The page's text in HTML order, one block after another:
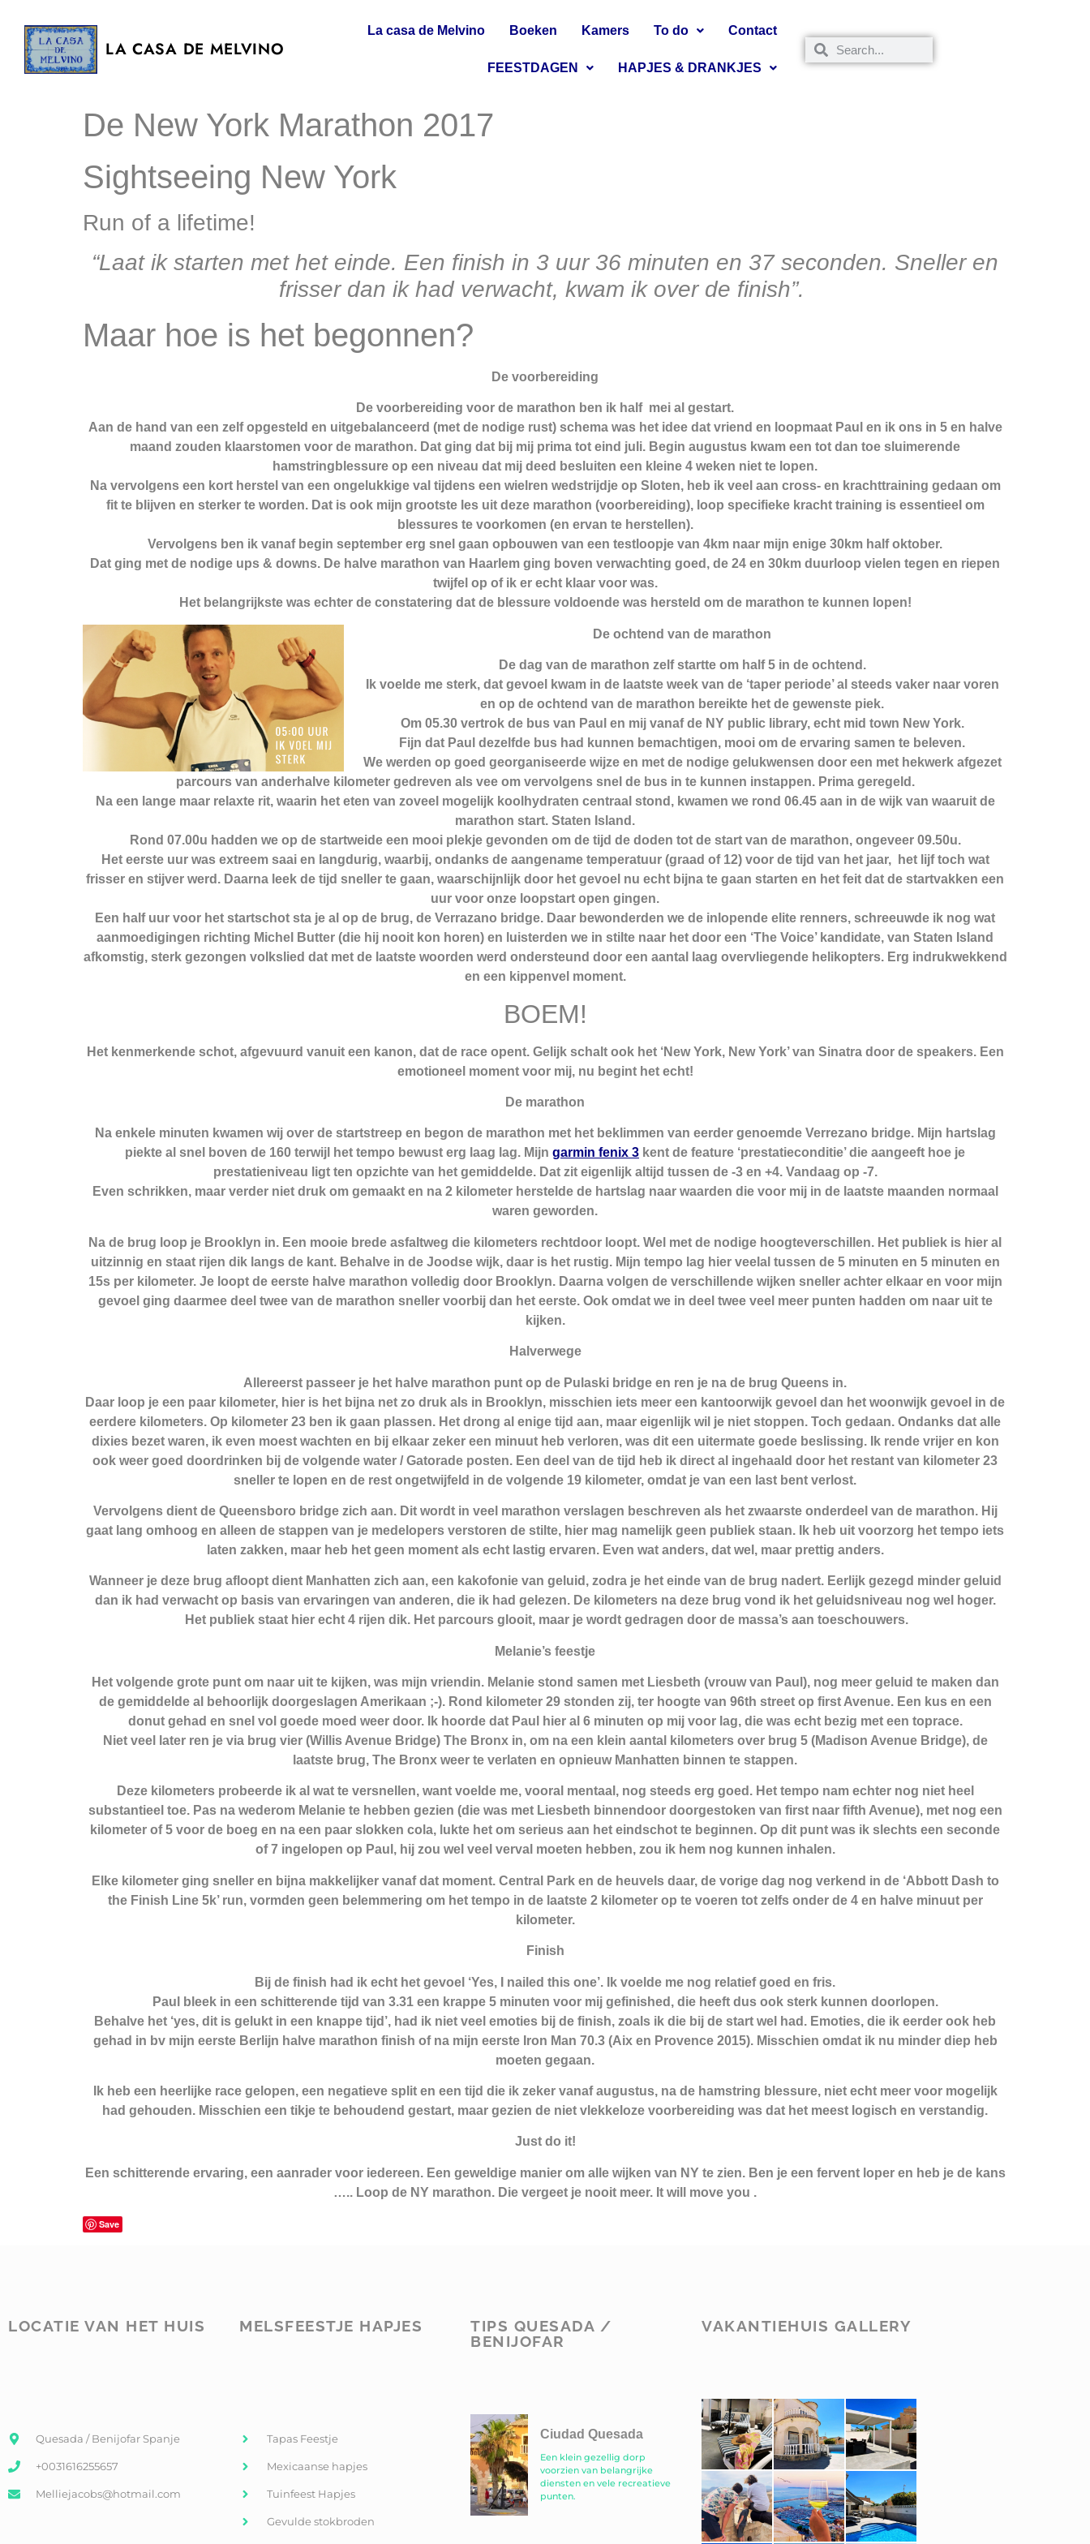
LA CASA DE MELVINO
La casa de Melvino Boeken Kamers To do Contact
FEESTDAGEN HAPJES & DRANKJES
De New York Marathon 2017
Sightseeing New York
Run of a lifetime!
“Laat ik starten met het einde. Een finish in 3 uur 36 minuten en 37 seconden. Sneller en
frisser dan ik had verwacht, kwam ik over de finish”.
Maar hoe is het begonnen?
De voorbereiding
De voorbereiding voor de marathon ben ik half mei al gestart.
Aan de hand van een zelf opgesteld en uitgebalanceerd (met de nodige rust) schema was het idee dat vriend en loopmaat Paul en ik ons in 5 en halve
maand zouden klaarstomen voor de marathon. Dat ging dat bij mij prima tot eind juli. Begin augustus kwam een tot dan toe sluimerende
hamstringblessure op een niveau dat mij deed besluiten een kleine 4 weken niet te lopen.
Na vervolgens een kort herstel van een ongelukkige val tijdens een wielren wedstrijdje op Sloten, heb ik veel aan cross- en krachttraining gedaan om
fit te blijven en sterker te worden. Dat is ook mijn grootste les uit deze marathon (voorbereiding), loop specifieke kracht training is essentieel om
blessures te voorkomen (en ervan te herstellen).
Vervolgens ben ik vanaf begin september erg snel gaan opbouwen van een testloopje van 4km naar mijn enige 30km half oktober.
Dat ging met de nodige ups & downs. De halve marathon van Haarlem ging boven verwachting goed, de 24 en 30km duurloop vielen tegen en riepen
twijfel op of ik er echt klaar voor was.
Het belangrijkste was echter de constatering dat de blessure voldoende was hersteld om de marathon te kunnen lopen!
De ochtend van de marathon
De dag van de marathon zelf startte om half 5 in de ochtend.
Ik voelde me sterk, dat gevoel kwam in de laatste week van de ‘taper periode’ al steeds vaker naar voren
en op de ochtend van de marathon bereikte het de gewenste piek.
Om 05.30 vertrok de bus van Paul en mij vanaf de NY public library, echt mid town New York.
Fijn dat Paul dezelfde bus had kunnen bemachtigen, mooi om de ervaring samen te beleven.
We werden op goed georganiseerde wijze en met de nodige gelukwensen door een met hekwerk afgezet
parcours van anderhalve kilometer gedreven als vee om vervolgens snel de bus in te kunnen instappen. Prima geregeld.
Na een lange maar relaxte rit, waarin het eten van zoveel mogelijk koolhydraten centraal stond, kwamen we rond 06.45 aan in de wijk van waaruit de
marathon start. Staten Island.
Rond 07.00u hadden we op de startweide een mooi plekje gevonden om de tijd de doden tot de start van de marathon, ongeveer 09.50u.
Het eerste uur was extreem saai en langdurig, waarbij, ondanks de aangename temperatuur (graad of 12) voor de tijd van het jaar, het lijf toch wat
frisser en stijver werd. Daarna leek de tijd sneller te gaan, waarschijnlijk door het gevoel nu echt bijna te gaan starten en het feit dat de startvakken een
uur voor onze loopstart open gingen.
Een half uur voor het startschot sta je al op de brug, de Verrazano bridge. Daar bewonderden we de inlopende elite renners, schreeuwde ik nog wat
aanmoedigingen richting Michel Butter (die hij nooit kon horen) en luisterden we in stilte naar het door een ‘The Voice’ kandidate, van Staten Island
afkomstig, sterk gezongen volkslied dat met de laatste woorden werd ondersteund door een aantal laag overvliegende helikopters. Erg indrukwekkend
en een kippenvel moment.
BOEM!
Het kenmerkende schot, afgevuurd vanuit een kanon, dat de race opent. Gelijk schalt ook het ‘New York, New York’ van Sinatra door de speakers. Een
emotioneel moment voor mij, nu begint het echt!
De marathon
Na enkele minuten kwamen wij over de startstreep en begon de marathon met het beklimmen van eerder genoemde Verrezano bridge. Mijn hartslag
piekte al snel boven de 160 terwijl het tempo bewust erg laag lag. Mijn garmin fenix 3 kent de feature ‘prestatieconditie’ die aangeeft hoe je
prestatieniveau ligt ten opzichte van het gemiddelde. Dat zit eigenlijk altijd tussen de -3 en +4. Vandaag op -7.
Even schrikken, maar verder niet druk om gemaakt en na 2 kilometer herstelde de hartslag naar waarden die voor mij in de laatste maanden normaal
waren geworden.
Na de brug loop je Brooklyn in. Een mooie brede asfaltweg die kilometers rechtdoor loopt. Wel met de nodige hoogteverschillen. Het publiek is hier al
uitzinnig en staat rijen dik langs de kant. Behalve in de Joodse wijk, daar is het rustig. Mijn tempo lag hier veelal tussen de 5 minuten en 5 minuten en
15s per kilometer. Je loopt de eerste halve marathon volledig door Brooklyn. Daarna volgen de verschillende wijken sneller achter elkaar en voor mijn
gevoel ging daarmee deel twee van de marathon sneller voorbij dan het eerste. Ook omdat we in deel twee veel meer punten hadden om naar uit te
kijken.
Halverwege
Allereerst passeer je het halve marathon punt op de Pulaski bridge en ren je na de brug Queens in.
Daar loop je een paar kilometer, hier is het bijna net zo druk als in Brooklyn, misschien iets meer een kantoorwijk gevoel dan het woonwijk gevoel in de
eerdere kilometers. Op kilometer 23 ben ik gaan plassen. Het drong al enige tijd aan, maar eigenlijk wil je niet stoppen. Toch gedaan. Ondanks dat alle
dixies bezet waren, ik even moest wachten en bij elkaar zeker een minuut heb verloren, was dit een uitermate goede beslissing. Ik rende vrijer en kon
ook weer goed doordrinken bij de volgende water / Gatorade posten. Een deel van de tijd heb ik direct al ingehaald door het restant van kilometer 23
sneller te lopen en de rest ongetwijfeld in de volgende 19 kilometer, omdat je van een last bent verlost.
Vervolgens dient de Queensboro bridge zich aan. Dit wordt in veel marathon verslagen beschreven als het zwaarste onderdeel van de marathon. Hij
gaat lang omhoog en alleen de stappen van je medelopers verstoren de stilte, hier mag namelijk geen publiek staan. Ik heb uit voorzorg het tempo iets
laten zakken, maar heb het geen moment als echt lastig ervaren. Even wat anders, dat wel, maar prettig anders.
Wanneer je deze brug afloopt dient Manhatten zich aan, een kakofonie van geluid, zodra je het einde van de brug nadert. Eerlijk gezegd minder geluid
dan ik had verwacht op basis van ervaringen van anderen, die ik had gelezen. De kilometers na deze brug vond ik het geluidsniveau nog wel hoger.
Het publiek staat hier echt 4 rijen dik. Het parcours glooit, maar je wordt gedragen door de massa’s aan toeschouwers.
Melanie’s feestje
Het volgende grote punt om naar uit te kijken, was mijn vriendin. Melanie stond samen met Liesbeth (vrouw van Paul), nog meer geluid te maken dan
de gemiddelde al behoorlijk doorgeslagen Amerikaan ;-). Rond kilometer 29 stonden zij, ter hoogte van 96th street op first Avenue. Een kus en een
donut gehad en snel vol goede moed weer door. Ik hoorde dat Paul hier al 6 minuten op mij voor lag, die was echt bezig met een toprace.
Niet veel later ren je via brug vier (Willis Avenue Bridge) The Bronx in, om na een klein aantal kilometers over brug 5 (Madison Avenue Bridge), de
laatste brug, The Bronx weer te verlaten en opnieuw Manhatten binnen te stappen.
Deze kilometers probeerde ik al wat te versnellen, want voelde me, vooral mentaal, nog steeds erg goed. Het tempo nam echter nog niet heel
substantieel toe. Pas na wederom Melanie te hebben gezien (die was met Liesbeth binnendoor doorgestoken van first naar fifth Avenue), met nog een
kilometer of 5 voor de boeg en na een paar slokken cola, lukte het om serieus aan het eindschot te beginnen. Op dit punt was ik slechts een seconde
of 7 ingelopen op Paul, hij zou wel veel verval moeten hebben, zou ik hem nog kunnen inhalen.
Elke kilometer ging sneller en bijna makkelijker vanaf dat moment. Central Park en de heuvels daar, de vorige dag nog verkend in de ‘Abbott Dash to
the Finish Line 5k’ run, vormden geen belemmering om het tempo in de laatste 2 kilometer op te voeren tot zelfs onder de 4 en halve minuut per
kilometer.
Finish
Bij de finish had ik echt het gevoel ‘Yes, I nailed this one’. Ik voelde me nog relatief goed en fris.
Paul bleek in een schitterende tijd van 3.31 een krappe 5 minuten voor mij gefinished, die heeft dus ook sterk kunnen doorlopen.
Behalve het ‘yes, dit is gelukt in een knappe tijd’, had ik niet veel emoties bij de finish, zoals ik die bij de start wel had. Emoties, die ik eerder ook heb
gehad in bv mijn eerste Berlijn halve marathon finish of na mijn eerste Iron Man 70.3 (Aix en Provence 2015). Misschien omdat ik nu minder diep heb
moeten gegaan.
Ik heb een heerlijke race gelopen, een negatieve split en een tijd die ik zeker vanaf augustus, na de hamstring blessure, niet echt meer voor mogelijk
had gehouden. Misschien een tikje te behoudend gestart, maar gezien de niet vlekkeloze voorbereiding was dat het meest logisch en verstandig.
Just do it!
Een schitterende ervaring, een aanrader voor iedereen. Een geweldige manier om alle wijken van NY te zien. Ben je een fervent loper en heb je de kans
….. Loop de NY marathon. Die vergeet je nooit meer. It will move you .
Save
LOCATIE VAN HET HUIS
Quesada / Benijofar Spanje
+0031616255657
Melliejacobs@hotmail.com
MELSFEESTJE HAPJES
Tapas Feestje
Mexicaanse hapjes
Tuinfeest Hapjes
Gevulde stokbroden
TIPS QUESADA /
BENIJOFAR
Ciudad Quesada
Een klein gezellig dorp
voorzien van belangrijke
diensten en vele recreatieve
punten.
VAKANTIEHUIS GALLERY